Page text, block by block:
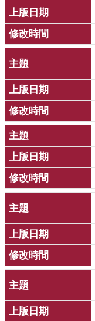
測
驗
兒
童
齒
塗
氟
M
痘
醫
療
器
回
首
網
站